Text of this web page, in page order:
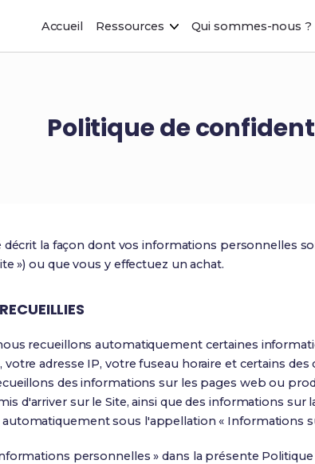
Accueil Ressources Qui sommes-nous ?
Politique de
la façon dont vos informations personnelles
») ou que vous y effectuez un achat.
recueillons automatiquement certaines
adresse IP, votre fuseau horaire et certains
des informations sur les pages web ou
d'arriver sur le Site, ainsi que des informations sur
sous l'appellation « Informations
personnelles » dans la présente